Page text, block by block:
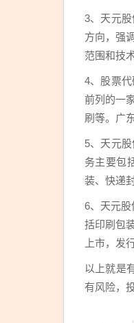
3、天元
方向，强
范围和技
4、股票
前列的一
刷等。广
5、天元
务主要包
装、快递
6、天元
括印刷包
上市，发
以上就是
有风险，